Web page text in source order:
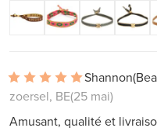
Shannon
zoersel, BE(25 mai)
Amusant, qualité et